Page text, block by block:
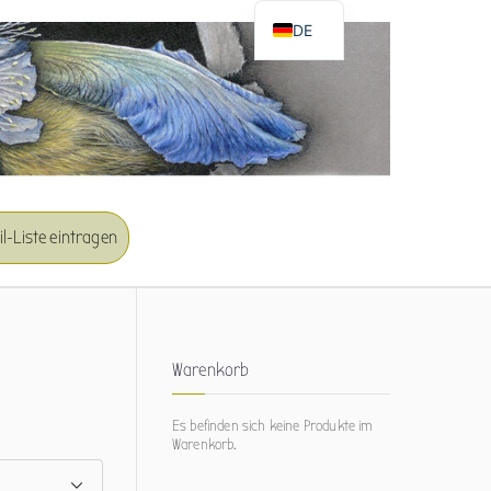
Liste eintragen
Warenkorb
Es befinden sich keine Produkte im
Warenkorb.
DE
EN